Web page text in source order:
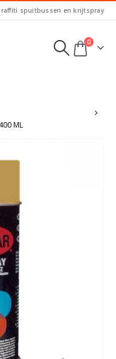
spuitbussen en krijtspray
0
ML